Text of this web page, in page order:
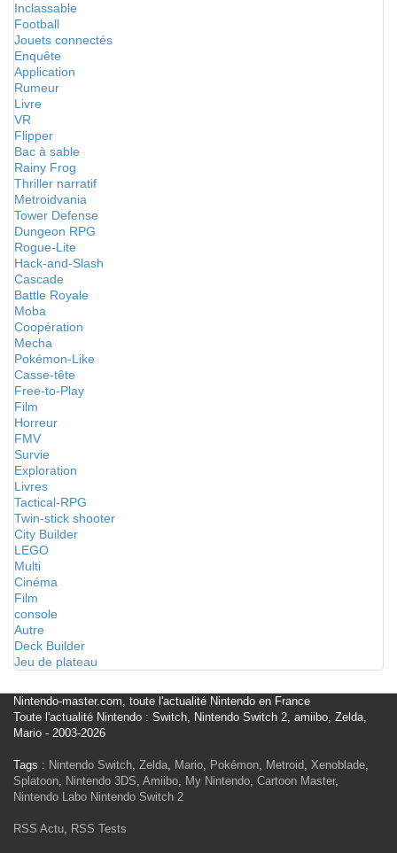
Inclassable
Football
Jouets connectés
Enquête
Application
Rumeur
Livre
VR
Flipper
Bac à sable
Rainy Frog
Thriller narratif
Metroidvania
Tower Defense
Dungeon RPG
Rogue-Lite
Hack-and-Slash
Cascade
Battle Royale
Moba
Coopération
Mecha
Pokémon-Like
Casse-tête
Free-to-Play
Film
Horreur
FMV
Survie
Exploration
Livres
Tactical-RPG
Twin-stick shooter
City Builder
LEGO
Multi
Cinéma
Film
console
Autre
Deck Builder
Jeu de plateau
Nintendo-master.com, toute l'actualité Nintendo en France
Toute l'actualité Nintendo : Switch, Nintendo Switch 2, amiibo, Zelda,
Mario - 2003-2026
Tags : Nintendo Switch, Zelda, Mario, Pokémon, Metroid, Xenoblade,
Splatoon, Nintendo 3DS, Amiibo, My Nintendo, Cartoon Master,
Nintendo Labo Nintendo Switch 2
RSS Actu, RSS Tests